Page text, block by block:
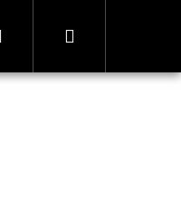
PřihlášeníNákupní